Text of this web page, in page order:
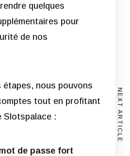
quelques
pour
de nos
étapes, nous pouvons
tout en profitant
Slotspalace :
de passe fort
NEXT ARTICLE